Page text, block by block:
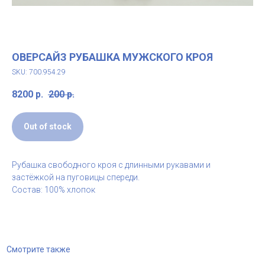
ОВЕРСАЙЗ РУБАШКА МУЖСКОГО КРОЯ
SKU: 700.954.29
8200 р. 200 р.
Out of stock
Рубашка свободного кроя с длинными рукавами и
застёжкой на пуговицы спереди.
Состав: 100% хлопок
Смотрите также